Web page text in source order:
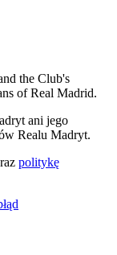
the Club's
of Real Madrid.
ani jego
Realu Madryt.
politykę